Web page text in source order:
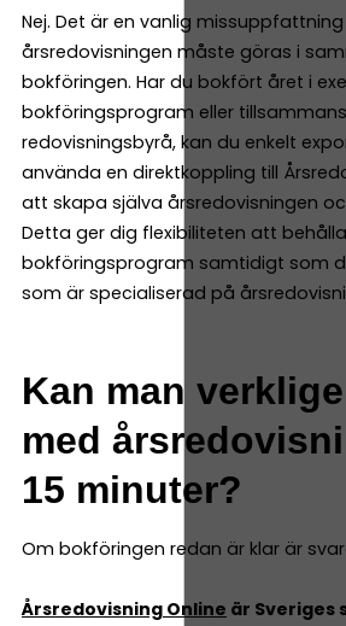
Nej. Det är en vanlig
årsredovisningen måste göras i
bokföringen. Har du bokfört året i
bokföringsprogram eller
redovisningsbyrå, kan du enkelt
använda en direktkoppling till
att skapa själva årsredovisningen
Detta ger dig flexibiliteten att
bokföringsprogram samtidigt som
som är specialiserad på
Kan man
med
15 minuter?
Om bokföringen redan är klar är
Årsredovisning Online är